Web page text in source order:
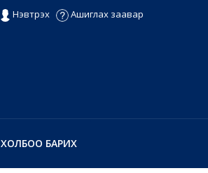
Нэвтрэх Ашиглах заавар
ХОЛБОО БАРИХ